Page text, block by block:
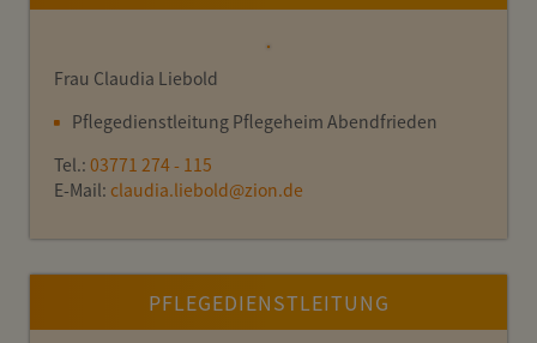
Frau Claudia Liebold
Pflegedienstleitung Pflegeheim Abendfrieden
Tel.: 03771 274 - 115
E-Mail: claudia.liebold@zion.de
PFLEGEDIENSTLEITUNG